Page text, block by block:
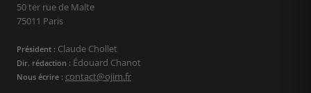
50 ter rue de Malte
75011 Paris
Président : Claude Chollet
Dir. rédaction : Édouard Chanot
Nous écrire : contact@ojim.fr